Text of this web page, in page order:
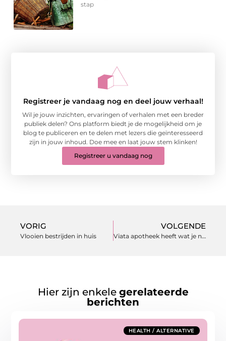
stap
Registreer je vandaag nog en deel jouw verhaal!
Wil je jouw inzichten, ervaringen of verhalen met een breder
publiek delen? Ons platform biedt je de mogelijkheid om je
blog te publiceren en te delen met lezers die geïnteresseerd
zijn in jouw inhoud. Doe mee en laat jouw stem klinken!
Registreer u vandaag nog
VORIG
Vlooien bestrijden in huis
VOLGENDE
Viata apotheek heeft wat je nodig hebt
Hier zijn enkele gerelateerde
berichten
HEALTH / ALTERNATIVE